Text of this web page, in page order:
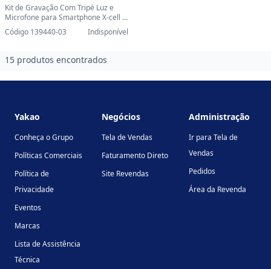
Kit de Gravação Com Tripé Luz e
Microfone para Smartphone X-cell -
Ay-49-SINOP-03 - AY-49
Código 139440-03 Indisponível
15 produtos encontrados
Yakao
Conheça o Grupo
Políticas Comerciais
Política de
Privacidade
Eventos
Marcas
Lista de Assistência
Técnica
Negócios
Tela de Vendas
Faturamento Direto
Site Revendas
Administração
Ir para Tela de
Vendas
Pedidos
Área da Revenda